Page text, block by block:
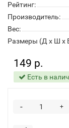
Рейтинг:
Производитель:
Вес:
Размеры (Д x Ш x
149 р.
Есть в
+
-